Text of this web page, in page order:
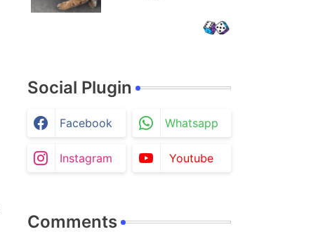
Social Plugin
Facebook Whatsapp
Instagram Youtube
Comments